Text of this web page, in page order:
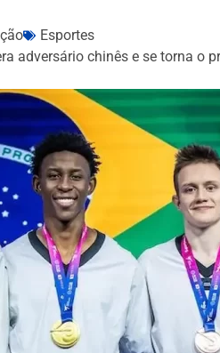
Esportes
adversário chinês e se torna o